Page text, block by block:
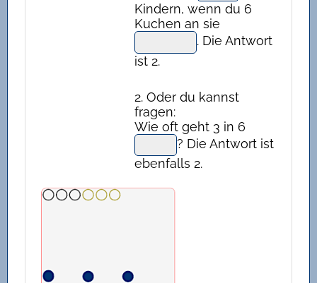
Kindern, wenn du 6
Kuchen an sie
. Die Antwort
ist 2.
2. Oder du kannst
fragen:
Wie oft geht 3 in 6
? Die Antwort ist
ebenfalls 2.